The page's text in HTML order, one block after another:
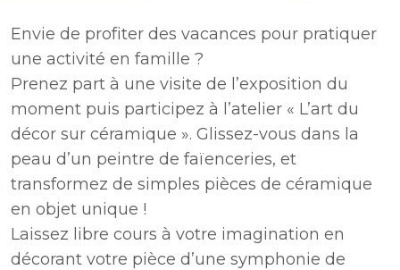
Envie de profiter des vacances pour pratiquer
une activité en famille ?
Prenez part à une visite de l’exposition du
moment puis participez à l’atelier « L’art du
décor sur céramique ». Glissez-vous dans la
peau d’un peintre de faïenceries, et
transformez de simples pièces de céramique
en objet unique !
Laissez libre cours à votre imagination en
décorant votre pièce d’une symphonie de